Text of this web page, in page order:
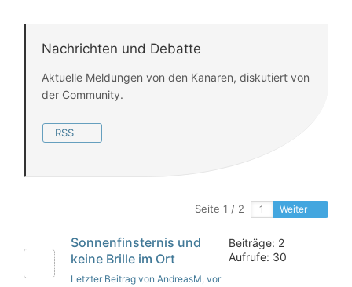
Nachrichten und Debatte
Aktuelle Meldungen von den Kanaren, diskutiert von
der Community.
RSS
Seite 1 / 2 Weiter
Sonnenfinsternis und
keine Brille im Ort
Letzter Beitrag von AndreasM, vor
Beiträge: 2
Aufrufe: 30